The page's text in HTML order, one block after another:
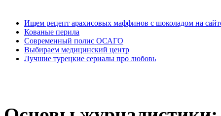
Ищем рецепт арахисовых маффинов с шоколадом на
Кованые перила
Современный полис ОСАГО
Выбираем медицинский центр
Лучшие турецкие сериалы про любовь